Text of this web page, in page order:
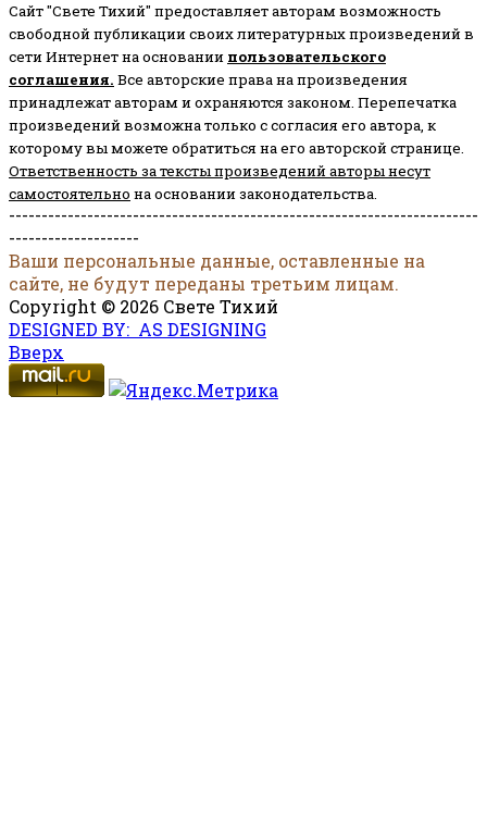
Сайт "Свете Тихий" предоставляет авторам возможность
свободной публикации своих литературных произведений в
сети Интернет на основании пользовательского
соглашения. Все авторские права на произведения
принадлежат авторам и охраняются законом. Перепечатка
произведений возможна только с согласия его автора, к
которому вы можете обратиться на его авторской странице.
Ответственность за тексты произведений авторы несут
самостоятельно на основании законодательства.
------------------------------------------------------------------------
--------------------
Ваши персональные данные, оставленные на
сайте, не будут переданы третьим лицам.
Copyright © 2026 Свете Тихий
DESIGNED BY: AS DESIGNING
Вверх